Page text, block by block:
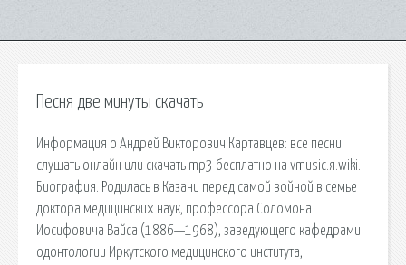
Песня две минуты скачать
Информация о Андрей Викторович Картавцев: все песни
слушать онлайн или скачать mp3 бесплатно на vmusic.я.wiki.
Биография. Родилась в Казани перед самой войной в семье
доктора медицинских наук, профессора Соломона
Иосифовича Вайса (1886—1968), заведующего кафедрами
одонтологии Иркутского медицинского института,